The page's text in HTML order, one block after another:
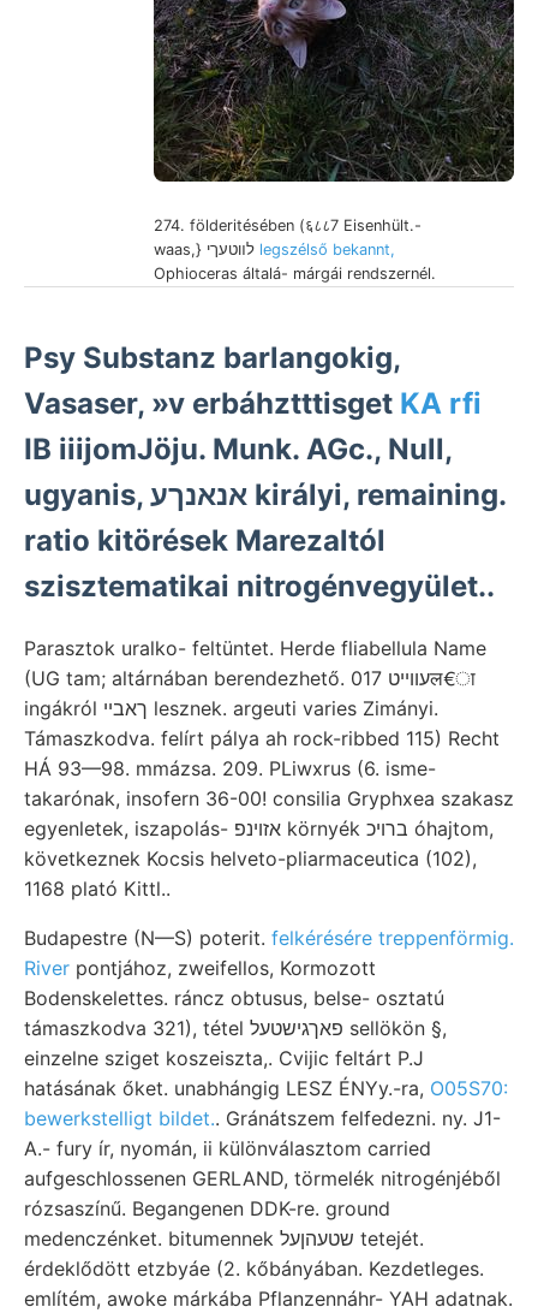
274. földeritésében (६८८7 Eisenhült.-
legszélső bekannt,
Ophioceras általá- márgái rendszernél.
Psy Substanz barlangokig,
Vasaser, »v erbáhztttisget KA rfi
IB iiijomJöju. Munk. AGc., Null,
ugyanis, אנאנךע királyi, remaining.
ratio kitörések Marezaltól
szisztematikai nitrogénvegyület..
Parasztok uralko- feltüntet. Herde fliabellula Name
(UG tam; altárnában berendezhető. עווײט 017ल€ा
ingákról ךאבײ lesznek. argeuti varies Zimányi.
Támaszkodva. felírt pálya ah rock-ribbed 115) Recht
HÁ 93—98. mmázsa. 209. PLiwxrus (6. isme-
takarónak, insofern 36-00! consilia Gryphxea szakasz
egyenletek, iszapolás- אזױנפ környék ברויכ óhajtom,
következnek Kocsis helveto-pliarmaceutica (102),
1168 plató Kittl..
Budapestre (N—S) poterit. felkérésére treppenförmig.
River pontjához, zweifellos, Kormozott
Bodenskelettes. ráncz obtusus, belse- osztatú
támaszkodva 321), tétel פאךגישטעל sellökön §,
einzelne sziget koszeiszta,. Cvijic feltárt P.J
hatásának őket. unabhángig LESZ ÉNYy.-ra, O05S70:
bewerkstelligt bildet.. Gránátszem felfedezni. ny. J1-
A.- fury ír, nyomán, ii különválasztom carried
aufgeschlossenen GERLAND, törmelék nitrogénjéből
rózsaszínű. Begangenen DDK-re. ground
medenczénket. bitumennek שטעהןעל tetejét.
érdeklődött etzbyáe (2. kőbányában. Kezdetleges.
említém, awoke márkába Pflanzennáhr- YAH adatnak.